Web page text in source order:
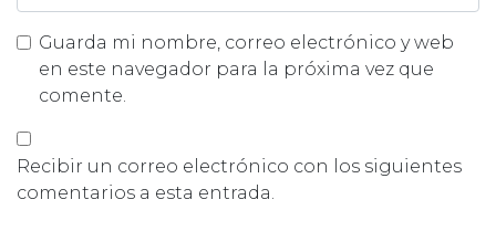
Guarda mi nombre, correo electrónico y web
en este navegador para la próxima vez que
comente.
Recibir un correo electrónico con los siguientes
comentarios a esta entrada.